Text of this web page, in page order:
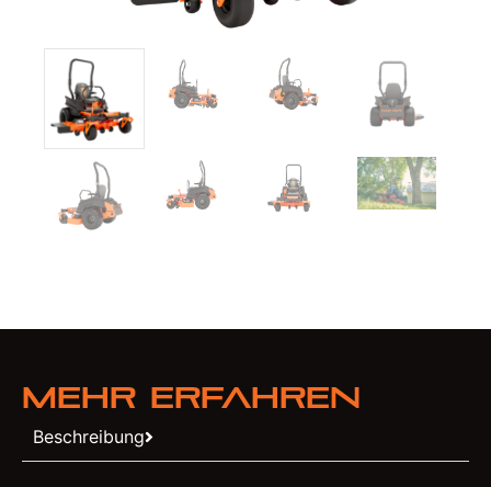
Mehr erfahren
Beschreibung